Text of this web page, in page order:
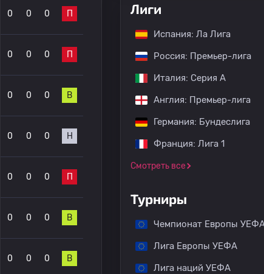
0 0 0 П
0 0 0 П
0 0 0 В
0 0 0 Н
0 0 0 П
0 0 0 В
0 0 0 В
Лиги
Испания: Ла Лига
Россия: Премьер-лига
Италия: Серия А
Англия: Премьер-лига
Германия: Бундеслига
Франция: Лига 1
Смотреть все
Турниры
Чемпионат Европы
Лига Европы УЕФА
Лига наций УЕФА